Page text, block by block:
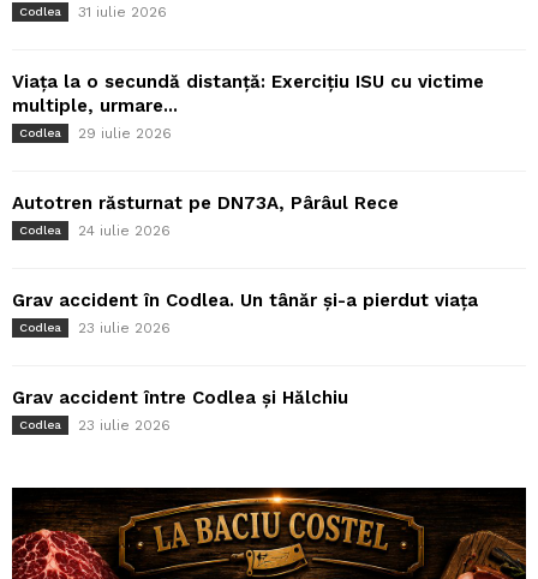
Codlea 31 iulie 2026
Viața la o secundă distanță: Exercițiu ISU cu victime
multiple, urmare...
Codlea 29 iulie 2026
Autotren răsturnat pe DN73A, Pârâul Rece
Codlea 24 iulie 2026
Grav accident în Codlea. Un tânăr și-a pierdut viața
Codlea 23 iulie 2026
Grav accident între Codlea și Hălchiu
Codlea 23 iulie 2026